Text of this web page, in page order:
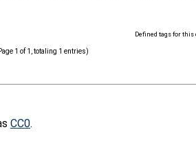
Defined tags for
1 of 1, totaling 1 entries)
CC0.